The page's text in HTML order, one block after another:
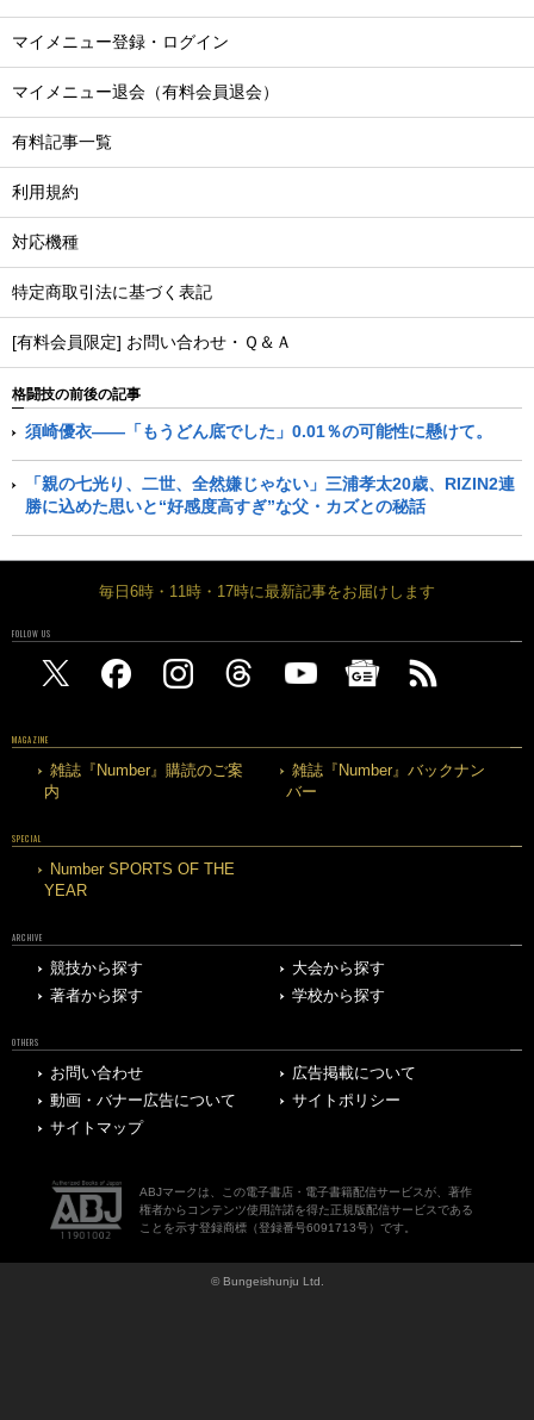
マイメニュー登録・ログイン
マイメニュー退会（有料会員退会）
有料記事一覧
利用規約
対応機種
特定商取引法に基づく表記
[有料会員限定] お問い合わせ・Ｑ＆Ａ
格闘技の前後の記事
須崎優衣――「もうどん底でした」0.01％の可能性に懸けて。
「親の七光り、二世、全然嫌じゃない」三浦孝太20歳、RIZIN2連
勝に込めた思いと“好感度高すぎ”な父・カズとの秘話
毎日6時・11時・17時に最新記事をお届けします
FOLLOW US
MAGAZINE
雑誌『Number』購読のご案
内
雑誌『Number』バックナン
バー
SPECIAL
Number SPORTS OF THE
YEAR
ARCHIVE
競技から探す
大会から探す
著者から探す
学校から探す
OTHERS
お問い合わせ
広告掲載について
動画・バナー広告について
サイトポリシー
サイトマップ
ABJマークは、この電子書店・電子書籍配信サービスが、著作
権者からコンテンツ使用許諾を得た正規版配信サービスである
ことを示す登録商標（登録番号6091713号）です。
© Bungeishunju Ltd.